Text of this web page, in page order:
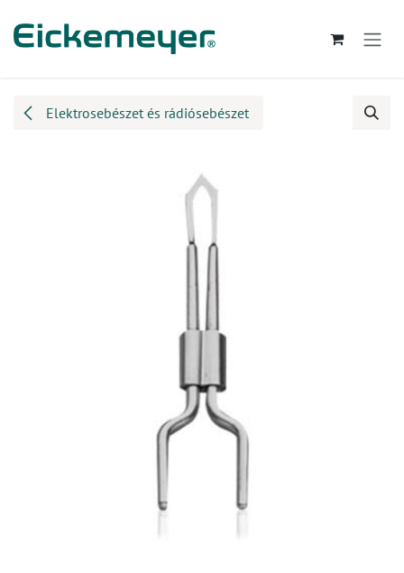
Elektrosebészet és rádiósebészet